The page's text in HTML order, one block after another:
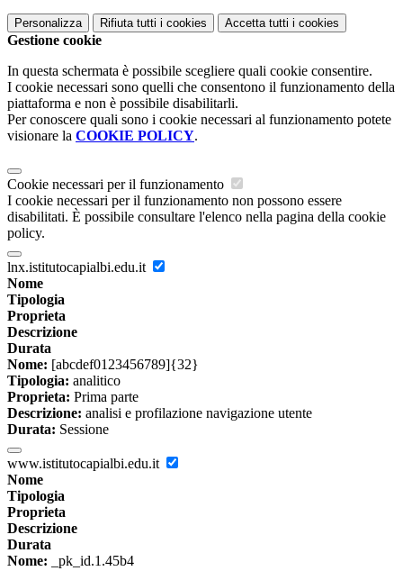
Personalizza Rifiuta tutti i cookies Accetta tutti i cookies
Gestione cookie
In questa schermata è possibile scegliere quali cookie consentire.
I cookie necessari sono quelli che consentono il funzionamento della
piattaforma e non è possibile disabilitarli.
Per conoscere quali sono i cookie necessari al funzionamento potete
visionare la COOKIE POLICY.
Cookie necessari per il funzionamento
I cookie necessari per il funzionamento non possono essere
disabilitati. È possibile consultare l'elenco nella pagina della cookie
policy.
lnx.istitutocapialbi.edu.it
Nome
Tipologia
Proprieta
Descrizione
Durata
Nome: [abcdef0123456789]{32}
Tipologia: analitico
Proprieta: Prima parte
Descrizione: analisi e profilazione navigazione utente
Durata: Sessione
www.istitutocapialbi.edu.it
Nome
Tipologia
Proprieta
Descrizione
Durata
Nome: _pk_id.1.45b4